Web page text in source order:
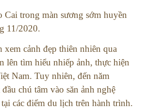
Cai trong màn sương sớm huyền
11/2020.
xem cảnh đẹp thiên nhiên qua
lên tìm hiểu nhiếp ảnh, thực hiện
Nam. Tuy nhiên, đến năm
chú tâm vào săn ảnh nghệ
các điểm du lịch trên hành trình.